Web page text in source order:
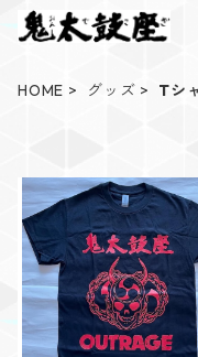
HOME グッズ Tシ